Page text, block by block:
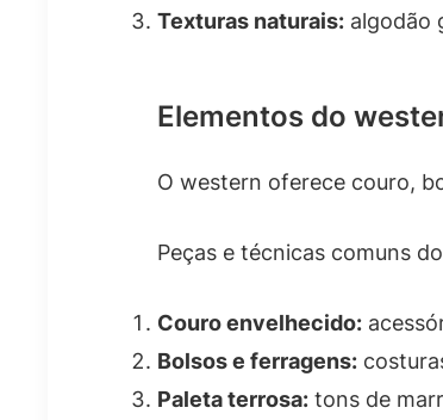
Texturas naturais: algodão
Elementos do
O western oferece couro,
Peças e técnicas comuns
Couro envelhecido:
Bolsos e ferragens:
Paleta terrosa: tons de